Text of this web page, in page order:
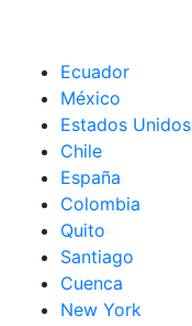
Ecuador
México
Estados Unidos
Chile
España
Colombia
Quito
Santiago
Cuenca
New York